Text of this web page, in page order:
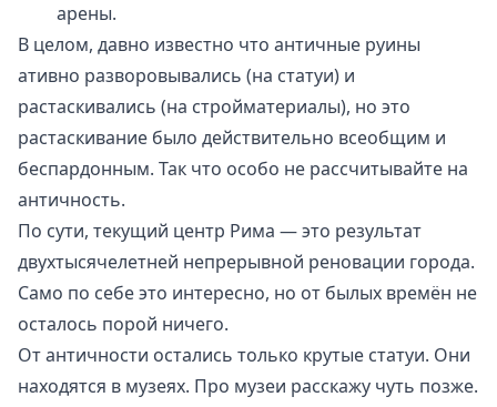
арены.
В целом, давно известно что античные руины
ативно разворовывались (на статуи) и
растаскивались (на стройматериалы), но это
растаскивание было действительно всеобщим и
беспардонным. Так что особо не рассчитывайте на
античность.
По сути, текущий центр Рима — это результат
двухтысячелетней непрерывной реновации города.
Само по себе это интересно, но от былых времён не
осталось порой ничего.
От античности остались только крутые статуи. Они
находятся в музеях. Про музеи расскажу чуть позже.